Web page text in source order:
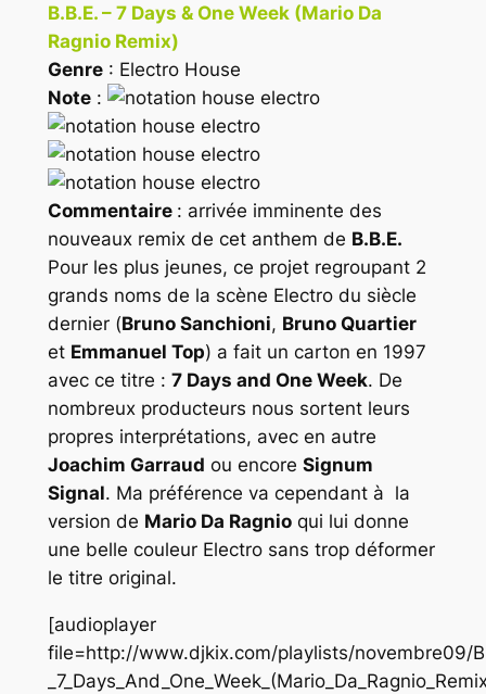
B.B.E. – 7 Days & One Week (Mario Da
Ragnio Remix)
Genre: Electro House
Note:
Commentaire : arrivée imminente des
nouveaux remix de cet anthem de B.B.E.
Pour les plus jeunes, ce projet regroupant 2
grands noms de la scène Electro du siècle
dernier (Bruno Sanchioni, Bruno Quartier
et Emmanuel Top) a fait un carton en 1997
avec ce titre : 7 Days and One Week. De
nombreux producteurs nous sortent leurs
propres interprétations, avec en autre
Joachim Garraud ou encore Signum
Signal. Ma préférence va cependant à la
version de Mario Da Ragnioqui lui donne
une belle couleur Electro sans trop déformer
le titre original.
[audioplayer
file=http://www.djkix.com/playlists/novembre09/